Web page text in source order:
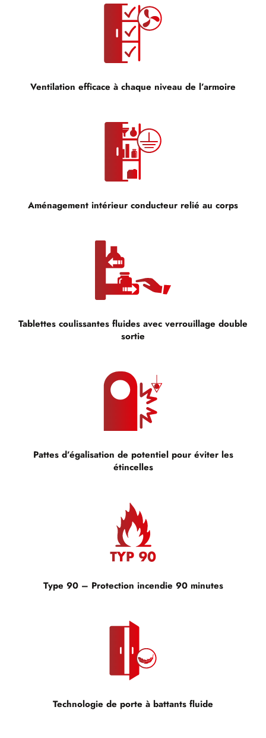
Ventilation efficace à chaque niveau de l’armoire
Aménagement intérieur conducteur relié au corps
Tablettes coulissantes fluides avec verrouillage double
sortie
Pattes d’égalisation de potentiel pour éviter les
étincelles
Type 90 – Protection incendie 90 minutes
Technologie de porte à battants fluide